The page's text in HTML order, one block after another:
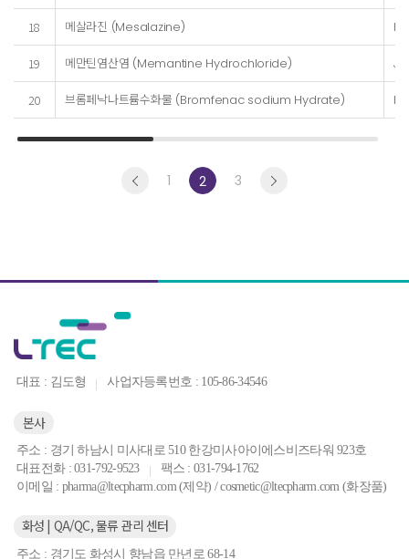
18 메살라진 (Mesalazine)
19 메만틴염산염 (Memantine Hydrochloride)
20 브롬페낙나트륨수화물 (Bromfenac sodium Hydrate)
1 2 3
대표 : 김도형 사업자등록번호 : 105-86-34546
본사
주소 : 경기 하남시 미사대로 510 한강미사아이에스비즈타워 923호
대표전화 : 031-792-9523
팩스 : 031-794-1762
이메일 : pharma@ltecpharm.com (제약) / cosmetic@ltecpharm.com (화장품)
화성 | QA/QC, 물류 관리 센터
주소 : 경기도 화성시 향남읍 만년로 68-14